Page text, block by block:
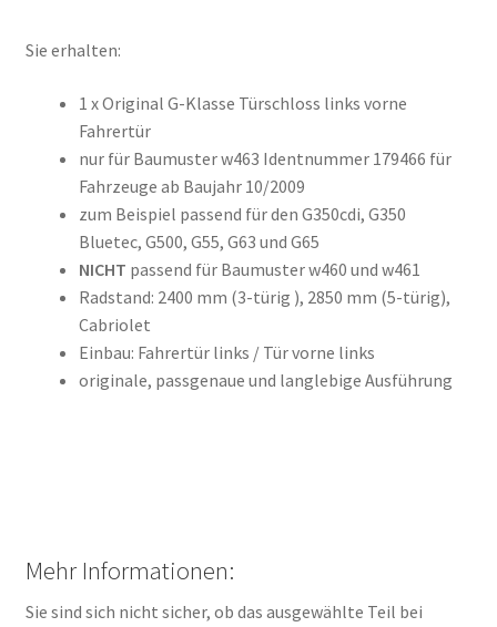
Sie erhalten:
1 x Original G-Klasse Türschloss links vorne
Fahrertür
nur für Baumuster w463 Identnummer 179466 für
Fahrzeuge ab Baujahr 10/2009
zum Beispiel passend für den G350cdi, G350
Bluetec, G500, G55, G63 und G65
NICHT passend für Baumuster w460 und w461
Radstand: 2400 mm (3-türig ), 2850 mm (5-türig),
Cabriolet
Einbau: Fahrertür links / Tür vorne links
originale, passgenaue und langlebige Ausführung
Mehr Informationen:
Sie sind sich nicht sicher, ob das ausgewählte Teil bei